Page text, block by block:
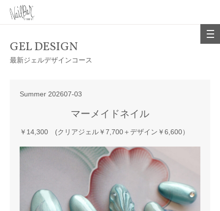
GEL DESIGN
最新ジェルデザインコース
Summer 202607-03
マーメイドネイル
￥14,300 (クリアジェル￥7,700＋デザイン￥6,600）